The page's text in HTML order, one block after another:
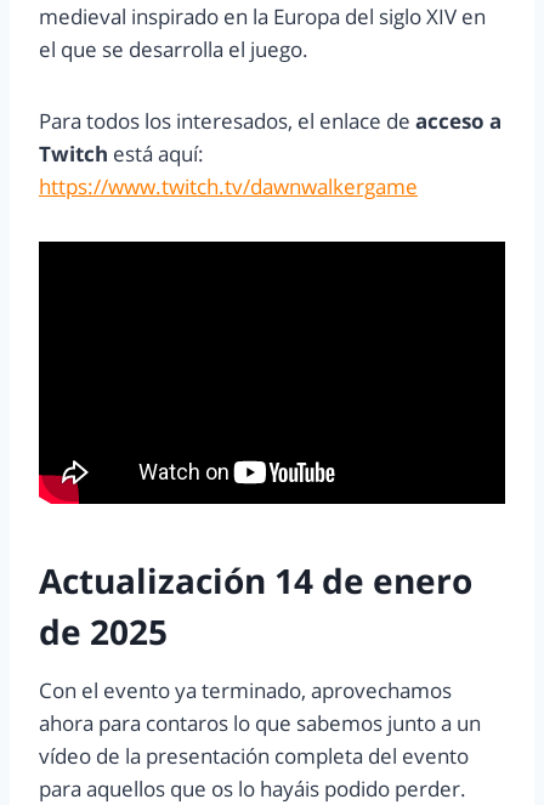
medieval inspirado en la Europa del siglo XIV en
el que se desarrolla el juego.
Para todos los interesados, el enlace de acceso a
Twitch está aquí:
https://www.twitch.tv/dawnwalkergame
Actualización 14 de enero
de 2025
Con el evento ya terminado, aprovechamos
ahora para contaros lo que sabemos junto a un
vídeo de la presentación completa del evento
para aquellos que os lo hayáis podido perder.